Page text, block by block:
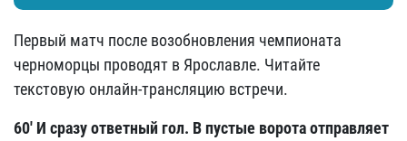
Первый матч после возобновления чемпионата
черноморцы проводят в Ярославле. Читайте
текстовую онлайн-трансляцию встречи.
60' И сразу ответный гол. В пустые ворота отправляет